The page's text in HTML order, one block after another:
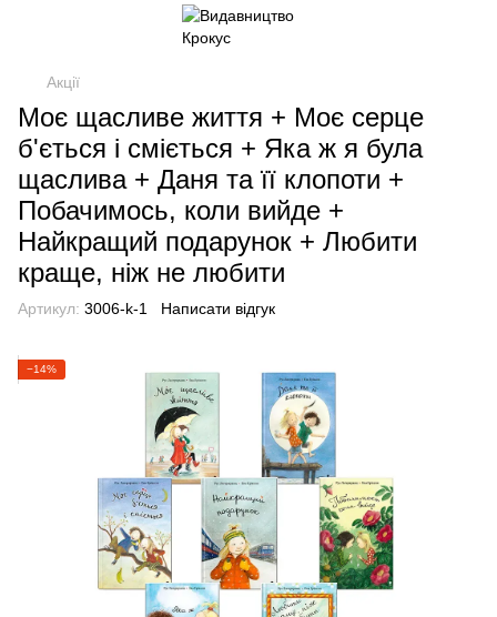
Акції
Моє щасливе життя + Моє серце
б'ється і сміється + Яка ж я була
щаслива + Даня та її клопоти +
Побачимось, коли вийде +
Найкращий подарунок + Любити
краще, ніж не любити
Артикул: 3006-k-1 Написати відгук
−14%